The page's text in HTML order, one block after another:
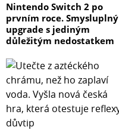
Nintendo Switch 2 po
prvním roce. Smysluplný
upgrade s jediným
důležitým nedostatkem